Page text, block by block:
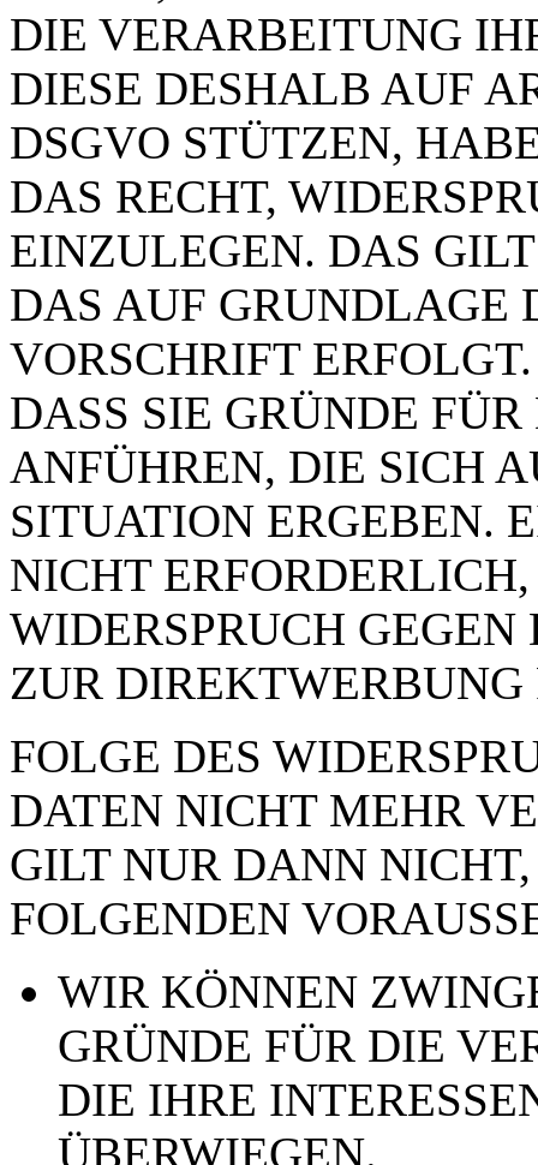
DIE VERARBEITUNG
DIESE DESHALB AUF
DSGVO STÜTZEN,
DAS RECHT,
EINZULEGEN. DAS
DAS AUF GRUNDLAGE
VORSCHRIFT
DASS SIE GRÜNDE
ANFÜHREN, DIE SICH
SITUATION ERGEBEN.
NICHT
WIDERSPRUCH
ZUR DIREKTWERBUNG
FOLGE DES
DATEN NICHT MEHR
GILT NUR DANN
FOLGENDEN
WIR KÖNNEN
GRÜNDE FÜR DIE
DIE IHRE
ÜBERWIEGEN.